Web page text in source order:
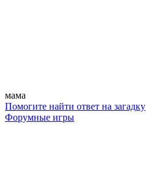
мама
Помогите найти ответ на загадку
Форумные игры